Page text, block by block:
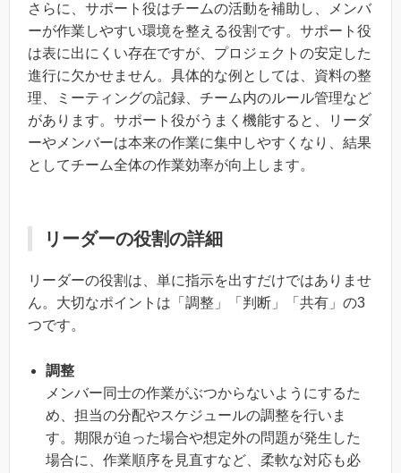
さらに、サポート役はチームの活動を補助し、メンバ
ーが作業しやすい環境を整える役割です。サポート役
は表に出にくい存在ですが、プロジェクトの安定した
進行に欠かせません。具体的な例としては、資料の整
理、ミーティングの記録、チーム内のルール管理など
があります。サポート役がうまく機能すると、リーダ
ーやメンバーは本来の作業に集中しやすくなり、結果
としてチーム全体の作業効率が向上します。
リーダーの役割の詳細
リーダーの役割は、単に指示を出すだけではありませ
ん。大切なポイントは「調整」「判断」「共有」の3
つです。
調整
メンバー同士の作業がぶつからないようにするた
め、担当の分配やスケジュールの調整を行いま
す。期限が迫った場合や想定外の問題が発生した
場合に、作業順序を見直すなど、柔軟な対応も必